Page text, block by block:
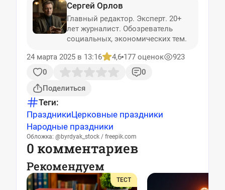
Сергей Орлов
Главный редактор. Эксперт. 20+
лет журналист. Обозреватель
социальных, экономических тем.
24 марта 2025 в 13:16
4,6 177 оценок
923
0
0
Поделиться
Теги:
ПраздникиЦерковные праздники
Народные праздники
Обложка: @byrdyak_stock / freepik.com
0 комментариев
Рекомендуем
ТЕСТ